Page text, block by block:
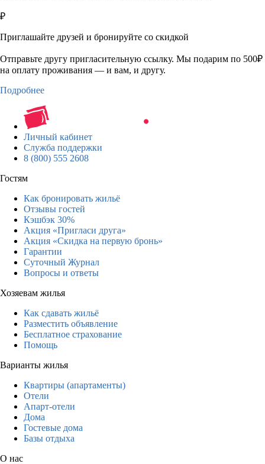
₽
Приглашайте друзей и бронируйте со скидкой
Отправьте другу пригласительную ссылку. Мы подарим по 500₽
на оплату проживания — и вам, и другу.
Подробнее
Личный кабинет
Служба поддержки
8 (800) 555 2608
Гостям
Как бронировать жильё
Отзывы гостей
Кэшбэк 30%
Акция «Пригласи друга»
Акция «Скидка на первую бронь»
Гарантии
Суточный Журнал
Вопросы и ответы
Хозяевам жилья
Как сдавать жильё
Разместить объявление
Бесплатное страхование
Помощь
Варианты жилья
Квартиры (апартаменты)
Отели
Апарт-отели
Дома
Гостевые дома
Базы отдыха
О нас